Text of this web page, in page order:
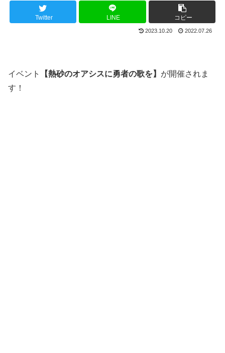
Twitter LINE コピー
2023.10.20 2022.07.26
イベント 【熱砂のオアシスに勇者の歌を】 が開催されま
す！